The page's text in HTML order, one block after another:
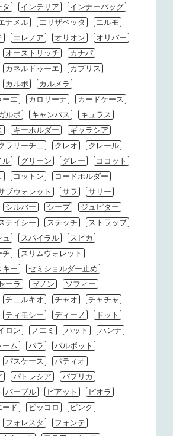
タ
インテリア
インナーバッグ
ナメル エリザベッタ
エルモ
エレノア オリオン
オリバー
オーストリッチ
カナパ
カネルドゥーエ
カプリス
カルボ
カルメラ
ーエ
カロリーナ
カードケース
ルボ キャンバス
キュラス
キーホルダー
ギャラシア
ラリーチェ クレオ
クレール
ル
グリーン グレー
ココット
コットン
コードホルダー
ブウォレット サラ
サリー
シルバー シープ
ジュピター
テイシー ステッチ
ストラップ
ュ
スパイラル
スピカ
チ
スリムウォレット
キー
セミショルダー止め
ーラ ゼノン
ソフィー
チェルキオ チャオ
チャチャ
ティモシー ディーノ
ドット
ロン ノエミ ハット
ハンナ
ーム
バラ
バルボット
パスケース
パティオ
パトレシア
パプリカ
パープル ピアット
ピオラ
ード
ピッコロ
ピンク
フォレスタ
フォンテ